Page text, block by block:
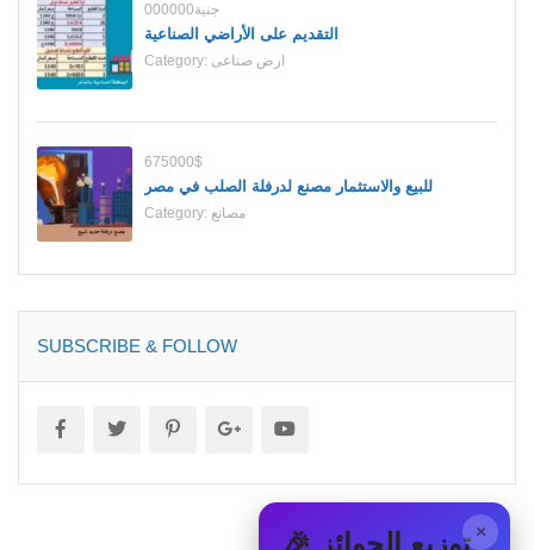
000000جنية
التقديم على الأراضي الصناعية
Category: ارض صناعى
675000$
للبيع والاستثمار مصنع لدرفلة الصلب في مصر
Category: مصانع
SUBSCRIBE & FOLLOW
× 🎉 توزيع الجوائز